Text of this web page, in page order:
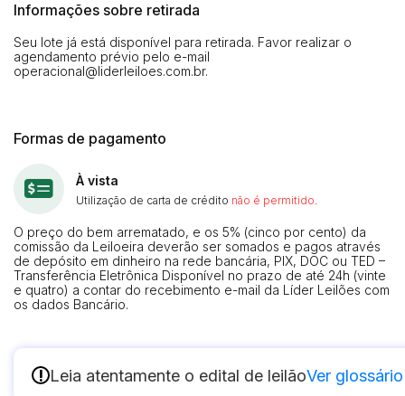
Informações sobre retirada
Seu lote já está disponível para retirada. Favor realizar o
agendamento prévio pelo e-mail
operacional@liderleiloes.com.br.
Formas de pagamento
À vista
Utilização de carta de crédito não é permitido
O preço do bem arrematado, e os 5% (cinco por cento) da
comissão da Leiloeira deverão ser somados e pagos através
de depósito em dinheiro na rede bancária, PIX, DOC ou TED –
Transferência Eletrônica Disponível no prazo de até 24h (vinte
e quatro) a contar do recebimento e-mail da Líder Leilões com
os dados Bancário.
! Leia atentamente o edital de leilãoVer